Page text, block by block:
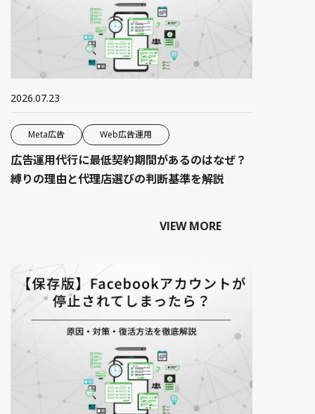
2026.07.23
Meta広告 Web広告運用
広告運用代行に最低契約期間があるのはなぜ？
縛りの理由と代理店選びの判断基準を解説
VIEW MORE